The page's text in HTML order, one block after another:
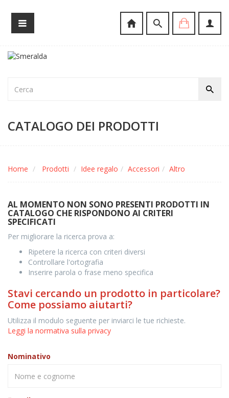
CATALOGO DEI PRODOTTI
Home Prodotti Idee regalo Accessori Altro
AL MOMENTO NON SONO PRESENTI PRODOTTI IN
CATALOGO CHE RISPONDONO AI CRITERI
SPECIFICATI
Per migliorare la ricerca prova a:
Ripetere la ricerca con criteri diversi
Controllare l'ortografia
Inserire parola o frase meno specifica
Stavi cercando un prodotto in particolare?
Come possiamo aiutarti?
Utilizza il modulo seguente per inviarci le tue richieste.
Leggi la normativa sulla privacy
Nominativo